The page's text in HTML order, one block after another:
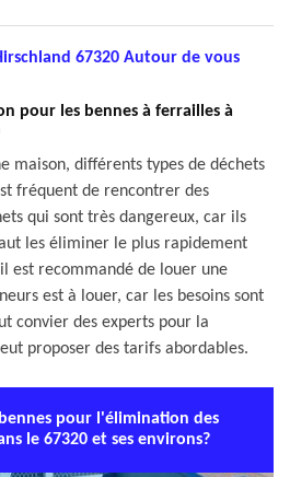
67320 Autour de vous
pour les bennes à ferrailles à
maison, différents types de déchets
fréquent de rencontrer des
qui sont très dangereux, car ils
les éliminer le plus rapidement
est recommandé de louer une
est à louer, car les besoins sont
convier des experts pour la
proposer des tarifs abordables.
pour l'élimination des
le 67320 et ses environs?